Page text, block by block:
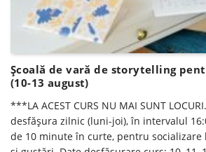
Școală de vară de storytelling
(10-13 august)
***LA ACEST CURS NU MAI SUNT
desfăşura zilnic (luni-joi), în intervalul
de 10 minute în curte, pentru socializare